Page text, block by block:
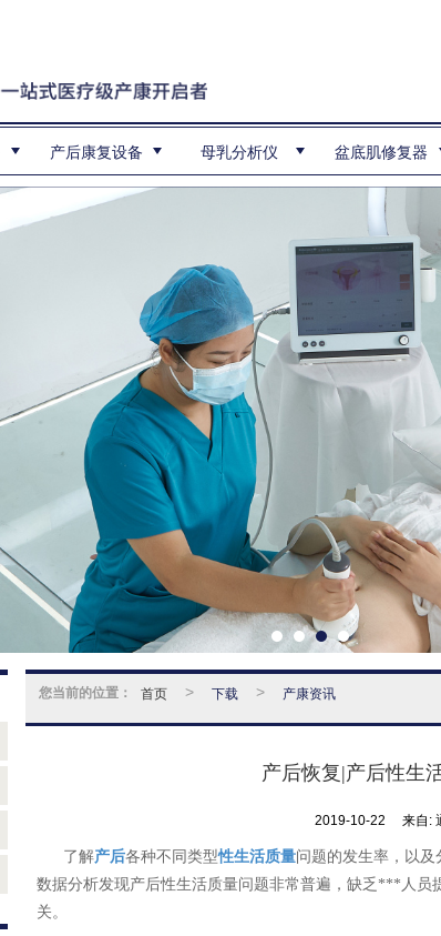
产后康复设备 母乳分析仪 盆底肌修复器
您当前的位置： 首页 > 下载 > 产康资讯
产后恢复|产后性生
2019-10-22 来自:
了解产后各种不同类型性生活质量问题的发生率，以及
数据分析发现产后性生活质量问题非常普遍，缺乏***人
关。